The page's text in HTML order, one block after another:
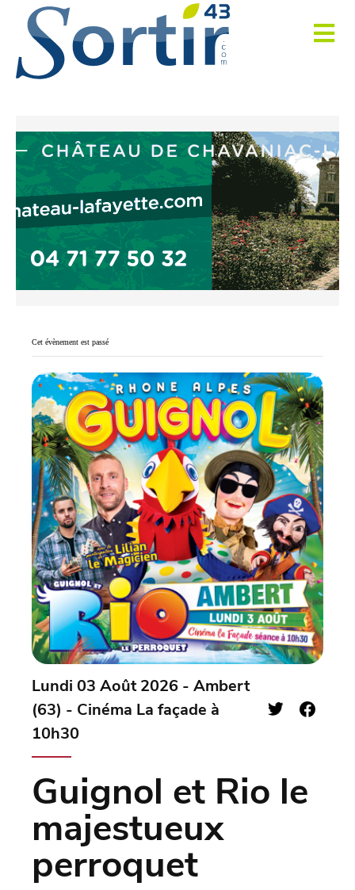
Cet évènement est passé
Lundi 03 Août 2026 - Ambert
(63) - Cinéma La façade à
10h30
Guignol et Rio le
majestueux
perroquet